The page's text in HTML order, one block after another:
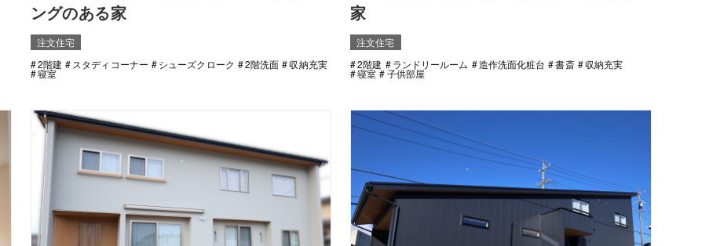
ングのある家
注文住宅
2階建
スタディコーナー シューズクローク 2階洗面 収納充実
寝室
家
注文住宅
2階建
ランドリールーム 造作洗面化粧台 書斎 収納充実
寝室 子供部屋